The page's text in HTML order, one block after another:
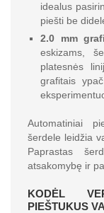
idealus
piešti be
2.0 mm
eskizams,
platesnės
grafitais
Automatiniai
šerdele leidžia
Paprastas
atsakomybę ir
KODĖL
PIEŠTUKUS